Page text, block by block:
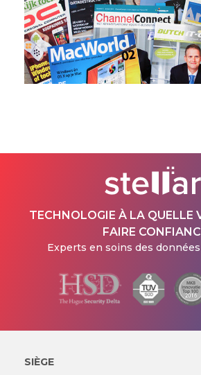
TECHNOLOGIE À LA QUELLE
FAIRE
Experts en soins des
SIÈGE